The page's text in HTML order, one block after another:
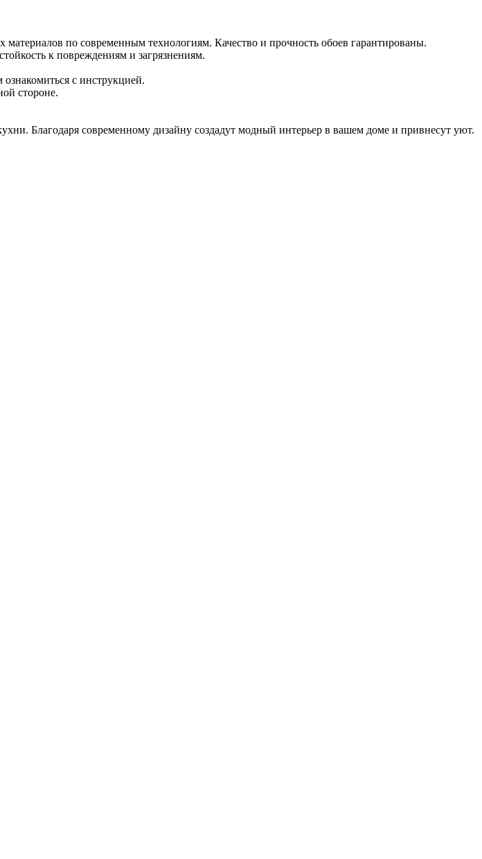
по современным технологиям. Качество и прочность обоев гарантированы.
к повреждениям и загрязнениям.
с инструкцией.
стороне.
Благодаря современному дизайну создадут модный интерьер в вашем доме и привнесут уют.